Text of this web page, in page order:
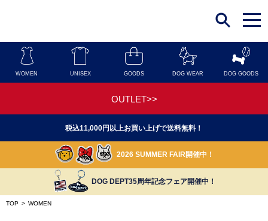
t
o
g
n
a
o
WOMEN UNISEX GOODS DOG WEAR DOG GOODS
OUTLET>>
税込11,000円以上お買い上げで送料無料！
2026 SUMMER FAIR開催中！
DOG DEPT35周年記念フェア開催中！
TOP > WOMEN